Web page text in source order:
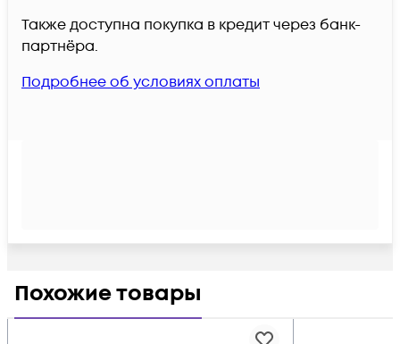
Также доступна покупка в кредит через банк-
партнёра.
Подробнее об условиях оплаты
Похожие товары